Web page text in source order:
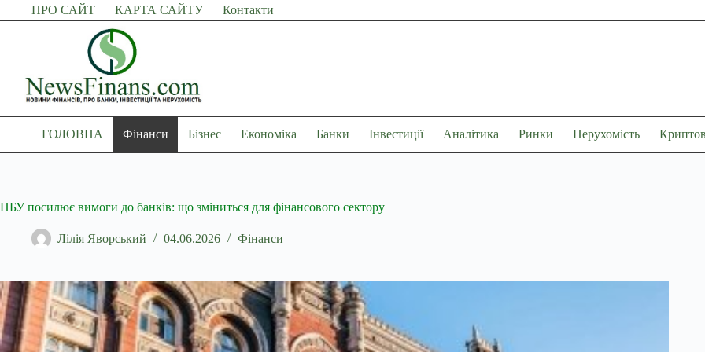
Перейти
до
ПРО САЙТ КАРТА САЙТУ Контакти
ГОЛОВНА Фінанси Бізнес Економіка Банки Інвестиції Аналітика Ринки Нерухомість
НБУ посилює вимоги до банків: що зміниться для фінансового сектору
Лілія Яворський 04.06.2026 Фінанси